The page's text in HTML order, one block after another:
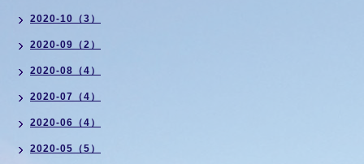
2020-10（3）
2020-09（2）
2020-08（4）
2020-07（4）
2020-06（4）
2020-05（5）